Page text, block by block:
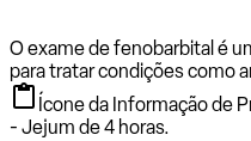
O exame de fenobarbital é
para tratar condições como
Ícone da Informação de
- Jejum de 4 horas.